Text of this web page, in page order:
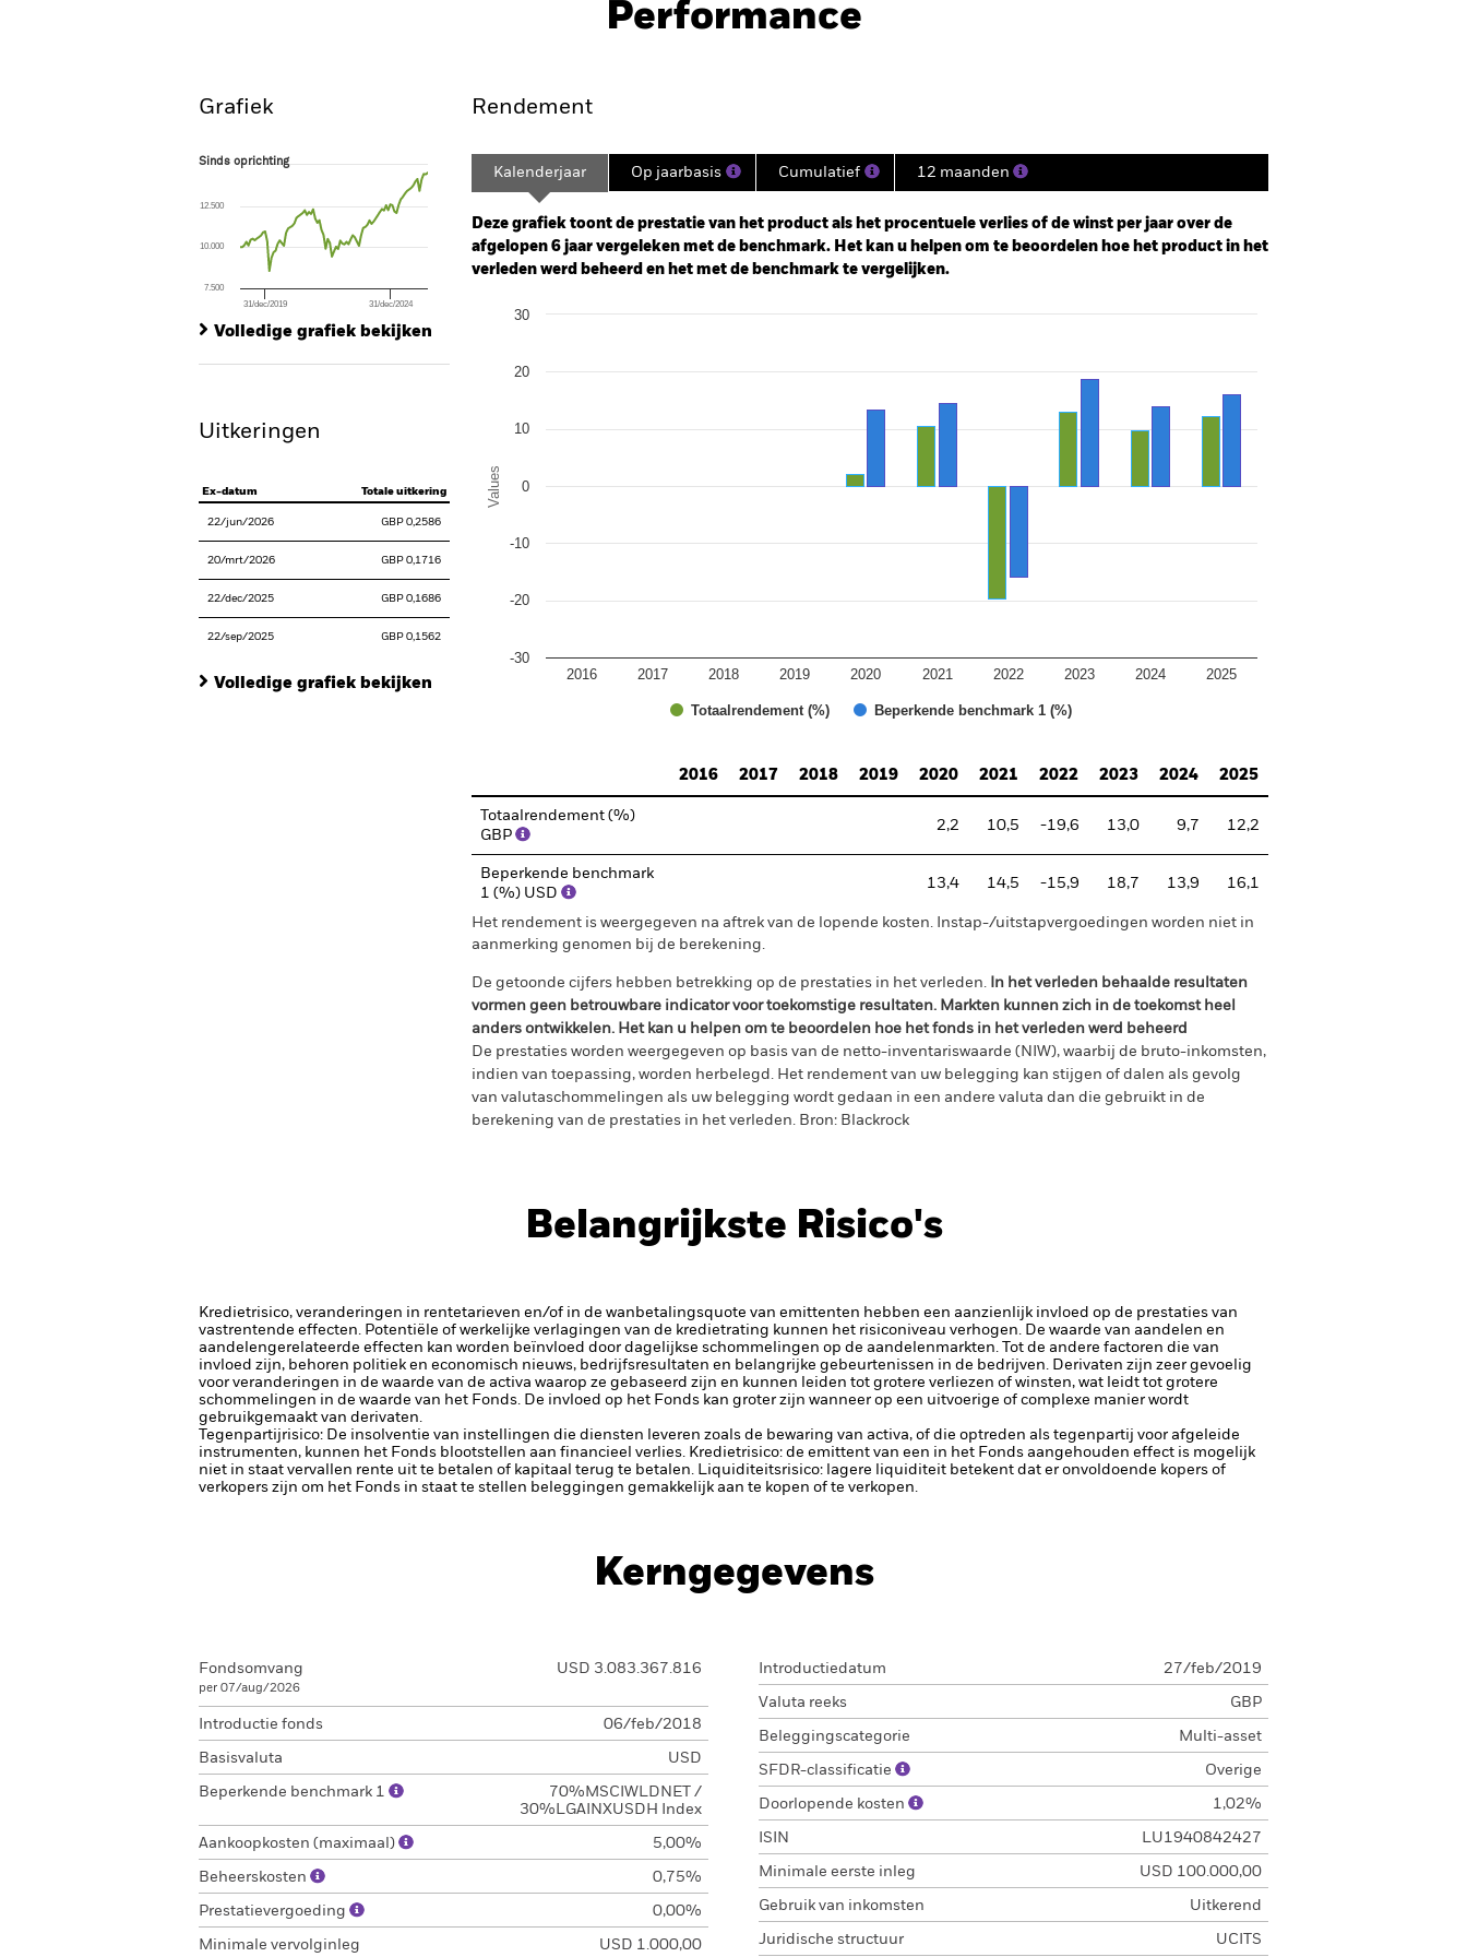
Performance
Grafiek
Sinds oprichting
The chart has 1 X axis displaying Time. Range: 2019-01-01 00:00:00 to 2026-07-31 00:00:00.
The chart has 1 Y axis displaying values. Range: -25 to 50.
Sinds oprichting
31/dec/2019 31/dec/2024
7.500
10.000
12.500
Volledige grafiek bekijken
Uitkeringen
Ex-datum Totale uitkering
22/jun/2026 GBP 0,2586
20/mrt/2026 GBP 0,1716
22/dec/2025 GBP 0,1686
22/sep/2025 GBP 0,1562
Volledige grafiek bekijken
Rendement
Kalenderjaar Op jaarbasis Cumulatief 12 maanden
Deze grafiek toont de prestatie van het product als het procentuele verlies of de winst per jaar over de
afgelopen 6 jaar vergeleken met de benchmark. Het kan u helpen om te beoordelen hoe het product in het
verleden werd beheerd en het met de benchmark te vergelijken.
Bar chart with 2 data series.
Values
Totaalrendement (%) Beperkende benchmark 1 (%)
2016 2017 2018 2019 2020 2021 2022 2023 2024 2025
-30
-20
-10
0
10
20
30
2016
2017 2018 2019 2020 2021 2022 2023 2024 2025
Totaalrendement (%)
GBP
2,2 10,5 -19,6 13,0 9,7 12,2
Beperkende benchmark
1 (%) USD
13,4 14,5 -15,9 18,7 13,9 16,1
Het rendement is weergegeven na aftrek van de lopende kosten. Instap-/uitstapvergoedingen worden niet in
aanmerking genomen bij de berekening.
De getoonde cijfers hebben betrekking op de prestaties in het verleden. In het verleden behaalde resultaten
vormen geen betrouwbare indicator voor toekomstige resultaten. Markten kunnen zich in de toekomst heel
anders ontwikkelen. Het kan u helpen om te beoordelen hoe het fonds in het verleden werd beheerd
De prestaties worden weergegeven op basis van de netto-inventariswaarde (NIW), waarbij de bruto-inkomsten,
indien van toepassing, worden herbelegd. Het rendement van uw belegging kan stijgen of dalen als gevolg
van valutaschommelingen als uw belegging wordt gedaan in een andere valuta dan die gebruikt in de
berekening van de prestaties in het verleden. Bron: Blackrock
Belangrijkste Risico's
Kredietrisico, veranderingen in rentetarieven en/of in de wanbetalingsquote van emittenten hebben een aanzienlijk invloed op de prestaties van
vastrentende effecten. Potentiële of werkelijke verlagingen van de kredietrating kunnen het risiconiveau verhogen. De waarde van aandelen en
aandelengerelateerde effecten kan worden beïnvloed door dagelijkse schommelingen op de aandelenmarkten. Tot de andere factoren die van
invloed zijn, behoren politiek en economisch nieuws, bedrijfsresultaten en belangrijke gebeurtenissen in de bedrijven. Derivaten zijn zeer gevoelig
voor veranderingen in de waarde van de activa waarop ze gebaseerd zijn en kunnen leiden tot grotere verliezen of winsten, wat leidt tot grotere
schommelingen in de waarde van het Fonds. De invloed op het Fonds kan groter zijn wanneer op een uitvoerige of complexe manier wordt
gebruikgemaakt van derivaten.
Tegenpartijrisico: De insolventie van instellingen die diensten leveren zoals de bewaring van activa, of die optreden als tegenpartij voor afgeleide
instrumenten, kunnen het Fonds blootstellen aan financieel verlies. Kredietrisico: de emittent van een in het Fonds aangehouden effect is mogelijk
niet in staat vervallen rente uit te betalen of kapitaal terug te betalen. Liquiditeitsrisico: lagere liquiditeit betekent dat er onvoldoende kopers of
verkopers zijn om het Fonds in staat te stellen beleggingen gemakkelijk aan te kopen of te verkopen.
Kerngegevens
Fondsomvang
per 07/aug/2026
USD 3.083.367.816
Introductie fonds 06/feb/2018
Basisvaluta USD
Beperkende benchmark 1
70%MSCIWLDNET /
30%LGAINXUSDH Index
Aankoopkosten (maximaal) 5,00%
Beheerskosten 0,75%
Prestatievergoeding 0,00%
Minimale vervolginleg USD 1.000,00
Introductiedatum 27/feb/2019
Valuta reeks GBP
Beleggingscategorie Multi-asset
SFDR-classificatie Overige
Doorlopende kosten 1,02%
ISIN LU1940842427
Minimale eerste inleg USD 100.000,00
Gebruik van inkomsten Uitkerend
Juridische structuur UCITS